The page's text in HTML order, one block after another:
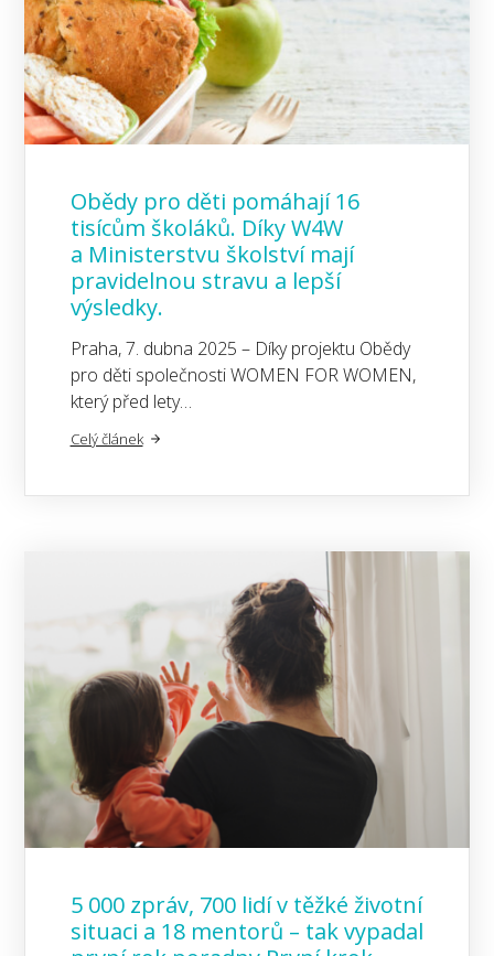
Obědy pro děti pomáhají 16
tisícům školáků. Díky W4W
a Ministerstvu školství mají
pravidelnou stravu a lepší
výsledky.
Praha, 7. dubna 2025 – Díky projektu Obědy
pro děti společnosti WOMEN FOR WOMEN,
který před lety…
Celý článek
5 000 zpráv, 700 lidí v těžké životní
situaci a 18 mentorů – tak vypadal